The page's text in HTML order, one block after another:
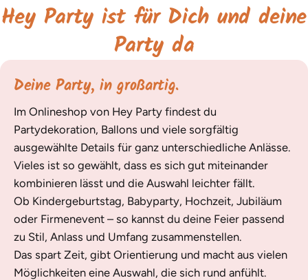
Hey Party ist für Dich und deine
Party da
Deine Party, in großartig.
Im Onlineshop von Hey Party findest du
Partydekoration, Ballons und viele sorgfältig
ausgewählte Details für ganz unterschiedliche Anlässe.
Vieles ist so gewählt, dass es sich gut miteinander
kombinieren lässt und die Auswahl leichter fällt.
Ob Kindergeburtstag, Babyparty, Hochzeit, Jubiläum
oder Firmenevent – so kannst du deine Feier passend
zu Stil, Anlass und Umfang zusammenstellen.
Das spart Zeit, gibt Orientierung und macht aus vielen
Möglichkeiten eine Auswahl, die sich rund anfühlt.